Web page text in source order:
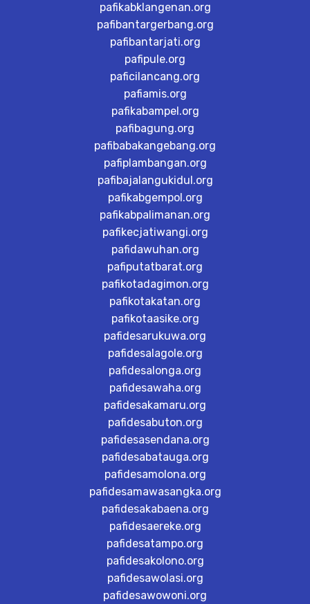
pafikabklangenan.org
pafibantargerbang.org
pafibantarjati.org
pafipule.org
paficilancang.org
pafiamis.org
pafikabampel.org
pafibagung.org
pafibabakangebang.org
pafiplambangan.org
pafibajalangukidul.org
pafikabgempol.org
pafikabpalimanan.org
pafikecjatiwangi.org
pafidawuhan.org
pafiputatbarat.org
pafikotadagimon.org
pafikotakatan.org
pafikotaasike.org
pafidesarukuwa.org
pafidesalagole.org
pafidesalonga.org
pafidesawaha.org
pafidesakamaru.org
pafidesabuton.org
pafidesasendana.org
pafidesabatauga.org
pafidesamolona.org
pafidesamawasangka.org
pafidesakabaena.org
pafidesaereke.org
pafidesatampo.org
pafidesakolono.org
pafidesawolasi.org
pafidesawowoni.org